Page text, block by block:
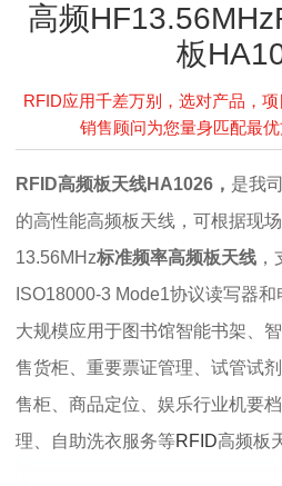
高频
板
RFID应用千差万别，选对产品，
销售顾问为您量身匹配最优
RFID高频板天线HA1026， 是我
的高性能高频板天线，可根据现
13.56MHz标准频率高频板天线 ，
ISO18000-3 Mode1协议读写器
大规模应用于图书馆智能书架、
售货柜、重要票证管理、试管试
售柜、商品定位、娱乐行业机要
理、自助洗衣服务等RFID高频板